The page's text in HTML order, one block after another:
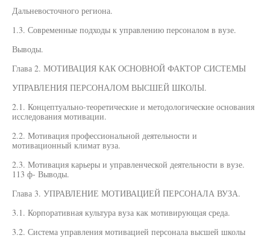
Дальневосточного региона.
1.3. Современные подходы к управлению персоналом в вузе.
Выводы.
Глава 2. МОТИВАЦИЯ КАК ОСНОВНОЙ ФАКТОР СИСТЕМЫ
УПРАВЛЕНИЯ ПЕРСОНАЛОМ ВЫСШЕЙ ШКОЛЫ.
2.1. Концептуально-теоретические и методологические основания
исследования мотивации.
2.2. Мотивация профессиональной деятельности и
мотивационный климат вуза.
2.3. Мотивация карьеры и управленческой деятельности в вузе.
113 ф- Выводы.
Глава 3. УПРАВЛЕНИЕ МОТИВАЦИЕЙ ПЕРСОНАЛА ВУЗА.
3.1. Корпоративная культура вуза как мотивирующая среда.
3.2. Система управления мотивацией персонала высшей школы